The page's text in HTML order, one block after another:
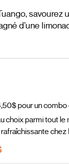
savourez
d’une
pour un
choix parmi tout le
chez